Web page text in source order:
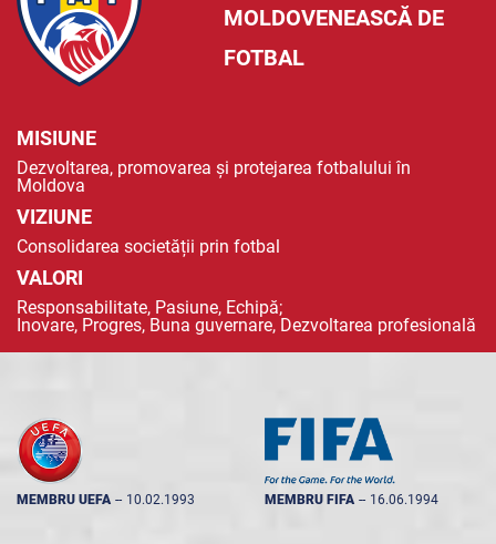
MOLDOVENEASCĂ DE
FOTBAL
MISIUNE
Dezvoltarea, promovarea și protejarea fotbalului în
Moldova
VIZIUNE
Consolidarea societății prin fotbal
VALORI
Responsabilitate, Pasiune, Echipă;
Inovare, Progres, Buna guvernare, Dezvoltarea profesională
MEMBRU UEFA -- 10.02.1993 MEMBRU FIFA -- 16.06.1994